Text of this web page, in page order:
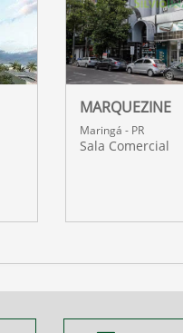
MARQUEZINE
Maringá - PR
Sala Comercial